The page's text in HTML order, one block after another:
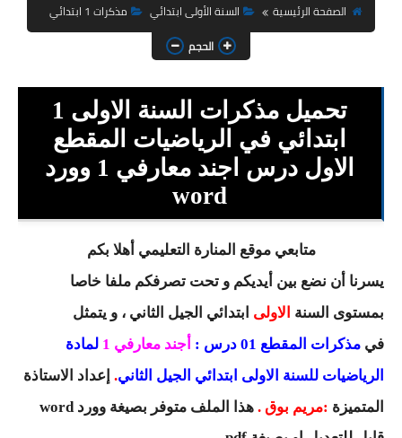
السنة الثالثة ابتدائي
السنة الخامسة ابتدائي
شهادة التعليم الابتدائي
تزيين القسم
التعليم المتوسط
السنة الاولى متوسط
السنة الثانية متوسط
السنة الثالثة متوسط
السنة الرابعة متوسط
الصفحة الرئيسية
السنة الأولى ابتدائي
مذكرات 1 ابتدائي
الحجم
تحميل مذكرات السنة الاولى 1
ابتدائي في الرياضيات المقطع
الاول درس اجند معارفي 1 وورد
word
متابعي موقع المنارة التعليمي أهلا بكم
يسرنا أن نضع بين أيديكم و تحت تصرفكم ملفا خاصا
بمستوى السنة الاولى ابتدائي الجيل الثاني ، و يتمثل
في مذكرات المقطع 01 درس : أجند معارفي 1
لمادة
الرياضيات للسنة الاولى ابتدائي الجيل الثاني. إعداد الاستاذة
المتميزة :مريم بوق .
هذا الملف متوفر بصيغة وورد word